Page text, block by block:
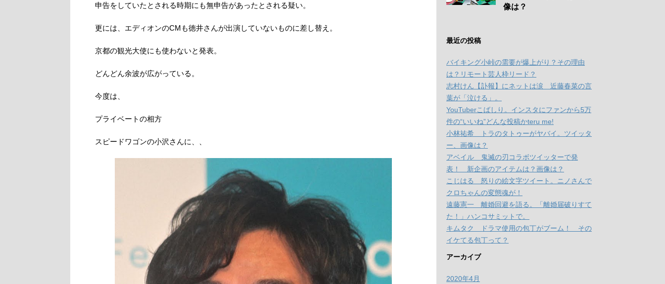
申告をしていたとされる時期にも無申告があったとされる疑い。
更には、エディオンのCMも徳井さんが出演していないものに差し替え。
京都の観光大使にも使わないと発表。
どんどん余波が広がっている。
今度は、
プライベートの相方
スピードワゴンの小沢さんに、、
像は？
最近の投稿
バイキング小峠の需要が爆上がり？その理由
は？リモート芸人枠リード？
志村けん【訃報】にネットは涙 近藤春菜の言
葉が「泣ける」。
YouTuberこばしり。インスタにファンから5万
件の“いいね”どんな投稿かteru me!
小林祐希 トラのタトゥーがヤバイ。ツイッタ
ー、画像は？
アベイル 鬼滅の刃コラボツイッターで発
表！ 新企画のアイテムは？画像は？
こじはる 怒りの絵文字ツイート。ニノさんで
クロちゃんの変態魂が！
遠藤憲一 離婚回避を語る。「離婚届破りすて
た！」ハンコサミットで。
キムタク ドラマ使用の包丁がブーム！ その
イケてる包丁って？
アーカイブ
2020年4月